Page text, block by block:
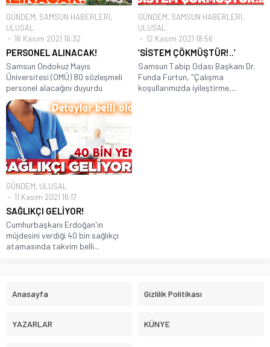
GÜNDEM, SAMSUN HABERLERİ,
ULUSAL
16 Kasım 2021 16:32
PERSONEL ALINACAK!
Samsun Ondokuz Mayıs
Üniversitesi (OMÜ) 80 sözleşmeli
personel alacağını duyurdu
GÜNDEM, SAMSUN HABERLERİ,
ULUSAL
12 Kasım 2021 18:56
‘SİSTEM ÇÖKMÜŞTÜR!..’
Samsun Tabip Odası Başkanı Dr.
Funda Furtun, "Çalışma
koşullarımızda iyileştirme,...
GÜNDEM, ULUSAL
11 Kasım 2021 16:17
SAĞLIKÇI GELİYOR!
Cumhurbaşkanı Erdoğan'ın
müjdesini verdiği 40 bin sağlıkçı
atamasında takvim belli...
Anasayfa Gizlilik Politikası
YAZARLAR KÜNYE